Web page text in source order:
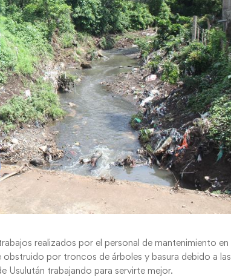
realizados por el personal de mantenimiento en
obstruido por troncos de árboles y basura debido a las
Usulután trabajando para servirte mejor.